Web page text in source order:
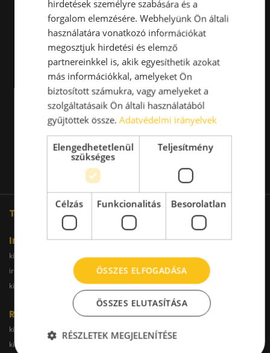
További oldalaink
Iroda
kiadoiroda.info
irodakiadobudapest.hu
kiadoirodabudaors.hu
kiadoirodadebrecen.hu
kiadoirodagyor.hu
Raktár
kiadoraktarbudapest.hu
kiadoraktardebrecen.hu
kiadoraktargyor.hu
hirdetések személyre szabására és a
forgalom elemzésére. Webhelyünk Ön általi
használatára vonatkozó információkat
megosztjuk hirdetési és elemző
partnereinkkel is, akik egyesíthetik azokat
más információkkal, amelyeket Ön
biztosított számukra, vagy amelyeket a
szolgáltatásaik Ön általi használatából
gyűjtöttek össze.Adatvédelmi irányelvek
Elengedhetetlenül
szükséges
Teljesítmény
Célzás Funkcionalitás Besorolatlan
ÖSSZES ELFOGADÁSA
ÖSSZES ELUTASÍTÁSA
RÉSZLETEK MEGJELENÍTÉSE